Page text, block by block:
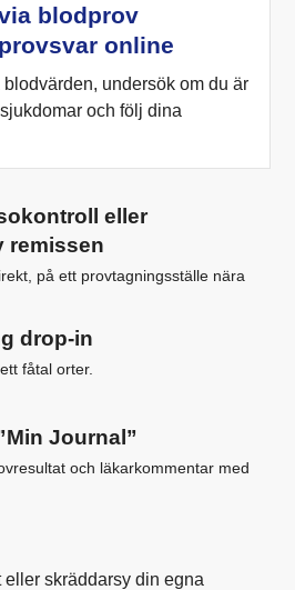
blodprov
online
undersök om du är
och följ dina
eller
remissen
på ett provtagningsställe nära
drop-in
fåtal orter.
Journal”
och läkarkommentar med
eller skräddarsy din egna